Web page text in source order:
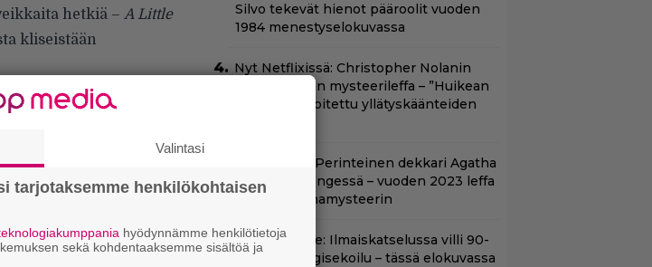
hetkiä – A Little
kliseistään
Silvo tekevät hienot pääroolit vuoden
1984 menestyselokuvassa
Nyt Netflixissä: Christopher Nolanin
viiden tähden mysteerileffa – ”Huikean
hienosti kirjoitettu yllätyskäänteiden
Illalla tv:ssä: Perinteinen dekkari Agatha
Christien hengessä – vuoden 2023 leffa
tarjoaa murhamysteerin
Vain aikuisille: Ilmaiskatselussa villi 90-
luvun kyborgisekoilu – tässä elokuvassa
Valintasi
tarjotaksemme henkilökohtaisen
hyödynnämme henkilötietoja
sekä kohdentaaksemme sisältöä ja